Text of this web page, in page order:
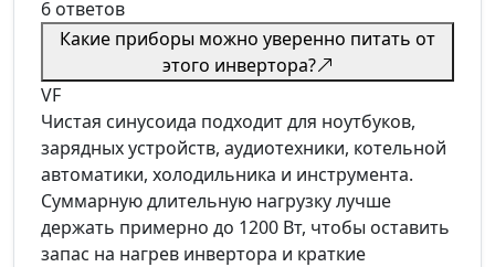
6 ответов
Какие приборы можно уверенно питать от
этого инвертора?
VF
Чистая синусоида подходит для ноутбуков,
зарядных устройств, аудиотехники, котельной
автоматики, холодильника и инструмента.
Суммарную длительную нагрузку лучше
держать примерно до 1200 Вт, чтобы оставить
запас на нагрев инвертора и краткие